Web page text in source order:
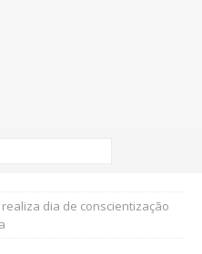
dia de conscientização